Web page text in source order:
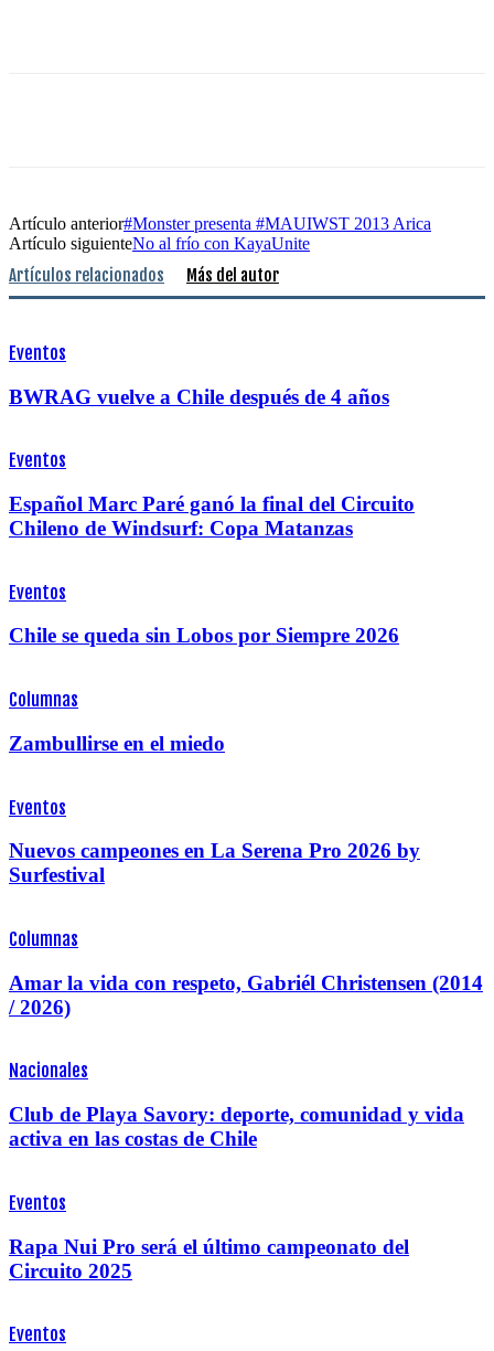
Artículo anterior#Monster presenta #MAUIWST 2013 Arica
Artículo siguienteNo al frío con KayaUnite
Artículos relacionados Más del autor
Eventos
BWRAG vuelve a Chile después de 4 años
Eventos
Español Marc Paré ganó la final del Circuito
Chileno de Windsurf: Copa Matanzas
Eventos
Chile se queda sin Lobos por Siempre 2026
Columnas
Zambullirse en el miedo
Eventos
Nuevos campeones en La Serena Pro 2026 by
Surfestival
Columnas
Amar la vida con respeto, Gabriél Christensen (2014
/ 2026)
Nacionales
Club de Playa Savory: deporte, comunidad y vida
activa en las costas de Chile
Eventos
Rapa Nui Pro será el último campeonato del
Circuito 2025
Eventos